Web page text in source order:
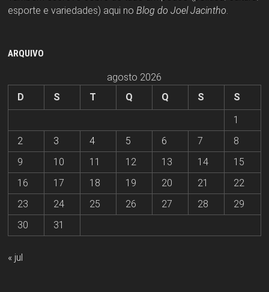
esporte e variedades) aqui no Blog do Joel Jacintho.
ARQUIVO
agosto 2026
D
S T Q Q S
S
1
2
3 4 5 6 7
8
9
10 11 12 13 14
15
16
17 18 19 20 21
22
23
24 25 26 27 28
29
30
31
« jul